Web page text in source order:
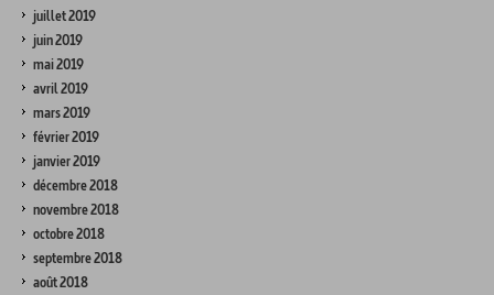
juillet 2019
juin 2019
mai 2019
avril 2019
mars 2019
février 2019
janvier 2019
décembre 2018
novembre 2018
octobre 2018
septembre 2018
août 2018